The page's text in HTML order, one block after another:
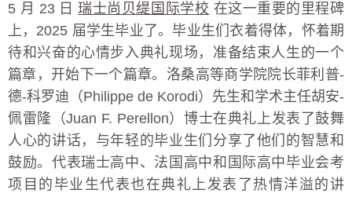
5 月 23 日 瑞士尚贝缇国际学校 在这一重要的里程碑
上，2025 届学生毕业了。毕业生们衣着得体，怀着期
待和兴奋的心情步入典礼现场，准备结束人生的一个
篇章，开始下一个篇章。洛桑高等商学院院长菲利普-
德-科罗迪（Philippe de Korodi）先生和学术主任胡安-
佩雷隆（Juan F. Perellon）博士在典礼上发表了鼓舞
人心的讲话，与年轻的毕业生们分享了他们的智慧和
鼓励。代表瑞士高中、法国高中和国际高中毕业会考
项目的毕业生代表也在典礼上发表了热情洋溢的讲